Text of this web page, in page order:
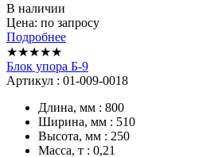
В наличии
Цена: по запросу
Подробнее
★★★★★
Блок упора Б-9
Артикул : 01-009-0018
Длина, мм : 800
Ширина, мм : 510
Высота, мм : 250
Масса, т : 0,21